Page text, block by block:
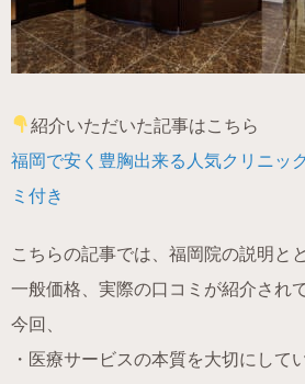
紹介いただいた記事はこちら
福岡で安く豊胸出来る人気クリニッ
ミ付き
こちらの記事では、福岡院の説明と
一般価格、実際の口コミが紹介され
今回、
・医療サービスの本質を大切にして